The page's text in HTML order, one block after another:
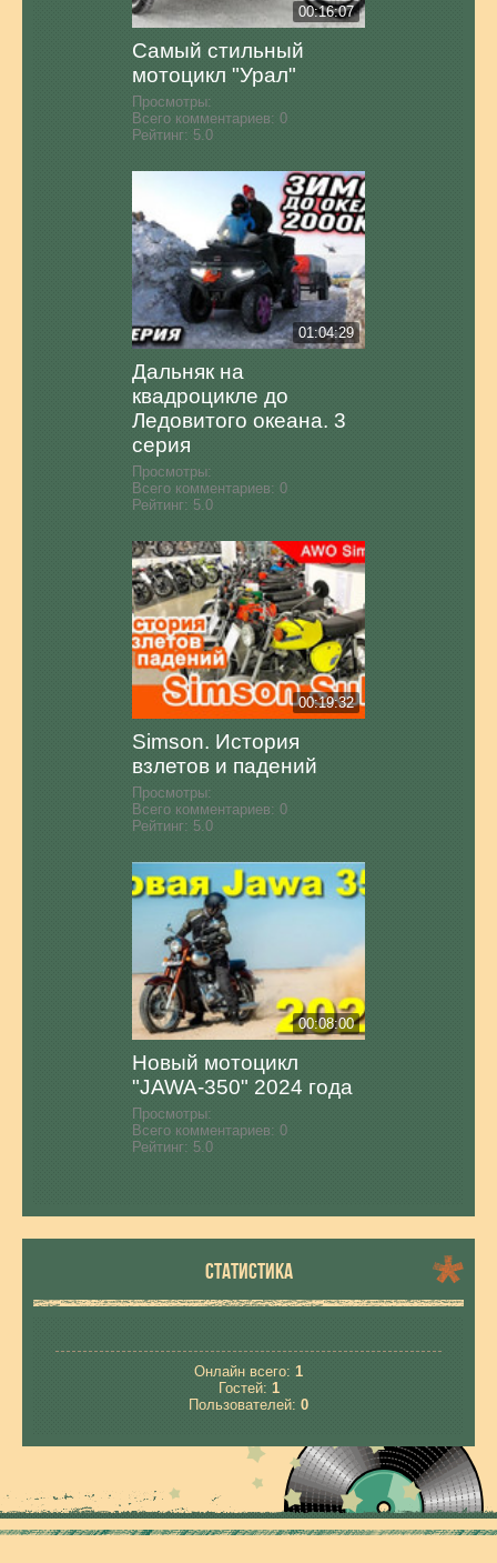
00:16:07
Самый стильный
мотоцикл "Урал"
Просмотры:
Всего комментариев: 0
Рейтинг: 5.0
01:04:29
Дальняк на
квадроцикле до
Ледовитого океана. 3
серия
Просмотры:
Всего комментариев: 0
Рейтинг: 5.0
00:19:32
Simson. История
взлетов и падений
Просмотры:
Всего комментариев: 0
Рейтинг: 5.0
00:08:00
Новый мотоцикл
"JAWA-350" 2024 года
Просмотры:
Всего комментариев: 0
Рейтинг: 5.0
СТАТИСТИКА
Онлайн всего: 1
Гостей: 1
Пользователей: 0